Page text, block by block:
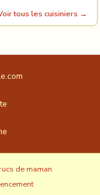
tous les cuisiniers →
de maman